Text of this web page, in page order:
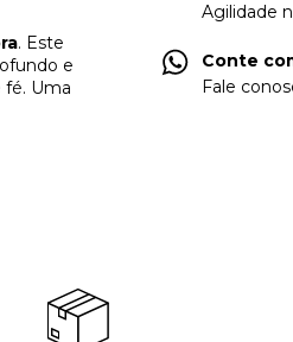
. Este
e
fé. Uma
Agilidade
Conte
Fale